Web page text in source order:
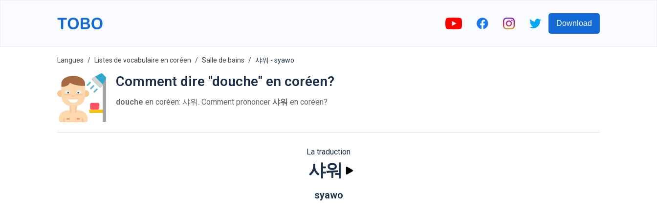
Download
Langues Listes de vocabulaire en coréen Salle de bains 샤워 - syawo
Comment dire "douche" en coréen?
douche en coréen: 샤워. Comment prononcer 샤워 en coréen?
La traduction
샤워
syawo